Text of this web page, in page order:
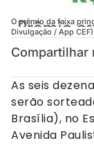
O prêmio da faixa
Divulgação / App CEF)
Compartilhar
As seis
serão
Brasília), no
Avenida